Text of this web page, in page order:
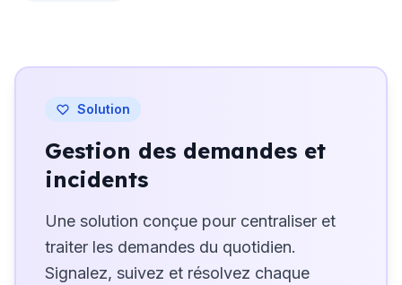
Solution
Gestion des demandes et
incidents
Une solution conçue pour centraliser et
traiter les demandes du quotidien.
Signalez, suivez et résolvez chaque